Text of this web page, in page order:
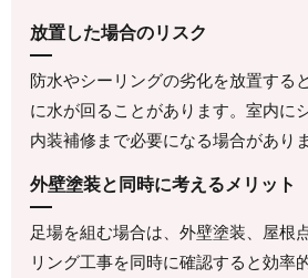
放置した場合のリスク
防水やシーリングの劣化を放置する
に水が回ることがあります。室内に
内装補修まで必要になる場合がありま
外壁塗装と同時に考えるメリット
足場を組む場合は、外壁塗装、屋根
リング工事を同時に確認すると効率